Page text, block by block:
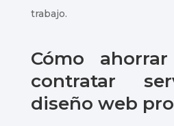
trabajo.
Cómo
contratar
diseño web